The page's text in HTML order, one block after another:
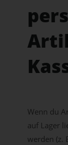
Wenn du
auf Lager
werden (z.